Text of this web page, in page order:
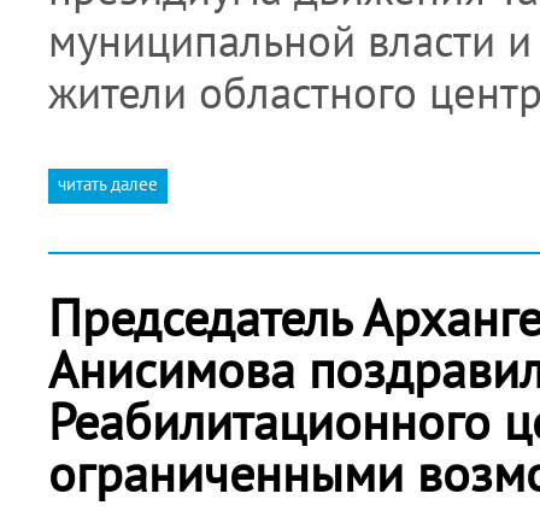
муниципальной власти
жители областного
читать далее
Председатель
Анисимова
Реабилитационного
ограниченными